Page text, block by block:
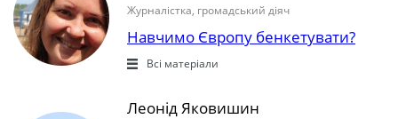
Журналістка, громадський діяч
Навчимо Європу бенкетувати?
Всі матеріали
Леонід Яковишин